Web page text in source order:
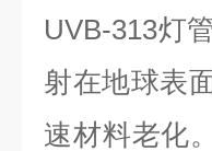
UVB-313灯
射在地球表
速材料老化